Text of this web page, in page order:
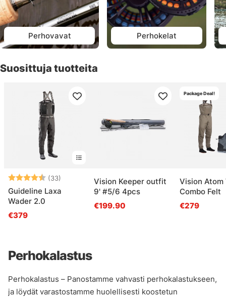
Perhovavat Perhokelat
Suosittuja tuotteita
Arvio: (33)
4.6 5:sta tähdestä
Guideline Laxa
Wader 2.0
€379
Vision Keeper outfit
9' #5/6 4pcs
€199.90
Package Deal!
Vision Atom
Combo Felt
€279
Perhokalastus
Perhokalastus – Panostamme vahvasti perhokalastukseen,
ja löydät varastostamme huolellisesti koostetun